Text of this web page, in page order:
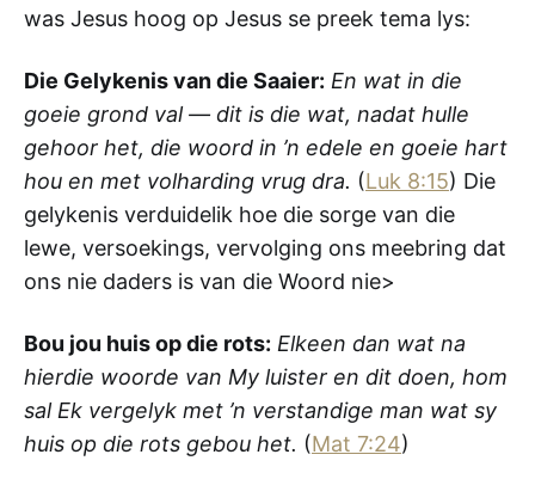
was Jesus hoog op Jesus se preek tema lys:
Die Gelykenis van die Saaier: En wat in die
goeie grond val — dit is die wat, nadat hulle
gehoor het, die woord in ’n edele en goeie hart
hou en met volharding vrug dra. (Luk 8:15) Die
gelykenis verduidelik hoe die sorge van die
lewe, versoekings, vervolging ons meebring dat
ons nie daders is van die Woord nie>
Bou jou huis op die rots: Elkeen dan wat na
hierdie woorde van My luister en dit doen, hom
sal Ek vergelyk met ’n verstandige man wat sy
huis op die rots gebou het. (Mat 7:24)